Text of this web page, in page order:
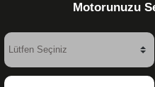
Motorunuzu